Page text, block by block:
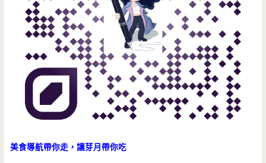
美食導航帶你走，讓芽月帶你吃